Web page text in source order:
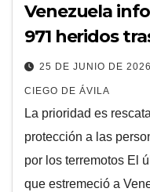
Venezuela
971 heridos
25 DE JUNIO DE 2026
CIEGO DE ÁVILA
La prioridad es
protección a las
por los terremotos El
que estremeció a